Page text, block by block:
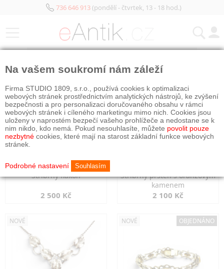
736 646 913(pondělí - čtvrtek, 13 - 18 hod.)
Stříbrný flakon
2 500 Kč
Stříbrný prsten s oranžovým
kamenem
2 100 Kč
NOVÉ NOVÉ OBJEDNÁNO
Na vašem soukromí nám záleží
Firma STUDIO 1809, s.r.o., používá cookies k optimalizaci
webových stránek prostřednictvím analytických nástrojů, ke zvýšení
bezpečnosti a pro personalizaci doručovaného obsahu v rámci
webových stránek i cíleného marketingu mimo nich. Cookies jsou
uloženy v naprostém bezpečí vašeho prohlížeče a nedostane se k
nim nikdo, kdo nemá. Pokud nesouhlasíte, můžete povolit pouze
nezbytné cookies, které mají na starost základní funkce webových
stránek.
Podrobné nastavení Souhlasím